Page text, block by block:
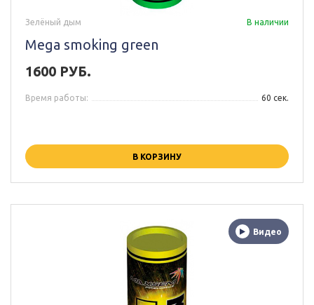
Зелёный дым В наличии
Mega smoking green
1600 РУБ.
Время работы: 60 сек.
В КОРЗИНУ
Видео